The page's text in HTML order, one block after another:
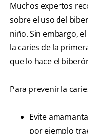
Muchos expertos
sobre el uso del
niño. Sin embargo,
la caries de la
que lo hace el
Para prevenir la
Evite
por ejemplo